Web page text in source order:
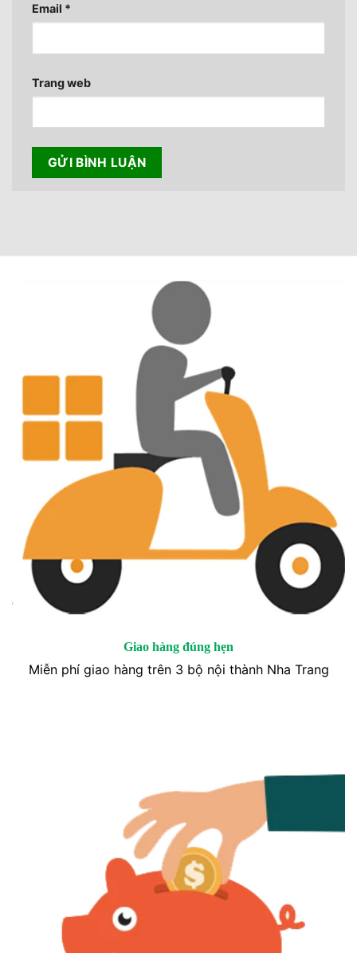
Email *
Trang web
Giao hàng đúng hẹn
Miễn phí giao hàng trên 3 bộ nội thành Nha Trang